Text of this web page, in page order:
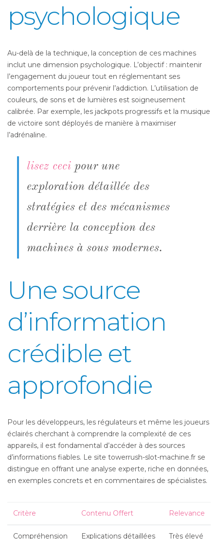
psychologique
Au-delà de la technique, la conception de ces machines
inclut une dimension psychologique. L’objectif : maintenir
l’engagement du joueur tout en réglementant ses
comportements pour prévenir l’addiction. L’utilisation de
couleurs, de sons et de lumières est soigneusement
calibrée. Par exemple, les jackpots progressifs et la musique
de victoire sont déployés de manière à maximiser
l’adrénaline.
lisez ceci pour une
exploration détaillée des
stratégies et des mécanismes
derrière la conception des
machines à sous modernes.
Une source
d’information
crédible et
approfondie
Pour les développeurs, les régulateurs et même les joueurs
éclairés cherchant à comprendre la complexité de ces
appareils, il est fondamental d’accéder à des sources
d’informations fiables. Le site towerrush-slot-machine.fr se
distingue en offrant une analyse experte, riche en données,
en exemples concrets et en commentaires de spécialistes.
Critère Contenu Offert Relevance
Compréhension Explications détaillées Très élevé